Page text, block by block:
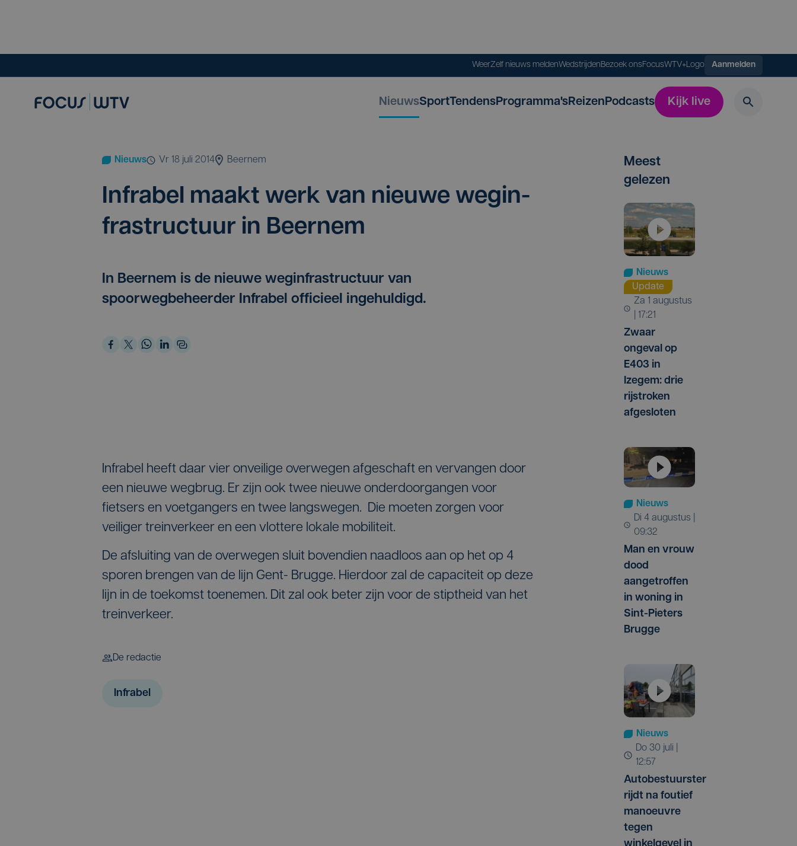
WeerZelf nieuws meldenWedstrijdenBezoek onsFocusWTV+Logo Aanmelden
NieuwsSportTendensProgramma'sReizenPodcasts Kijk live
Nieuws vr 18 juli 2014 Beernem
Infra­bel maakt werk van nieu­we weg­in­
fra­struc­tuur in Beernem
In Beernem is de nieuwe weginfrastructuur van
spoorwegbeheerder Infrabel officieel ingehuldigd.
Infrabel heeft daar vier onveilige overwegen afgeschaft en vervangen door
een nieuwe wegbrug. Er zijn ook twee nieuwe onderdoorgangen voor
fietsers en voetgangers en twee langswegen. Die moeten zorgen voor
veiliger treinverkeer en een vlottere lokale mobiliteit.
De afsluiting van de overwegen sluit bovendien naadloos aan op het op 4
sporen brengen van de lijn Gent- Brugge. Hierdoor zal de capaciteit op deze
lijn in de toekomst toenemen. Dit zal ook beter zijn voor de stiptheid van het
treinverkeer.
De redactie
Infrabel
Meest
gelezen
Nieuws
Update
za 1 augustus
| 17:21
Zwaar
ongeval op
E403 in
Izegem: drie
rijstroken
afgesloten
Nieuws
di 4 augustus |
09:32
Man en vrouw
dood
aangetroffen
in woning in
Sint-Pieters
Brugge
Nieuws
do 30 juli |
12:57
Autobestuurster
rijdt na foutief
manoeuvre
tegen